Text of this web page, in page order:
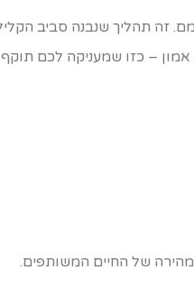
זה תהליך שנבנה סביב
– כזו שמעניקה לכם תוקף
של החיים המשותפים.